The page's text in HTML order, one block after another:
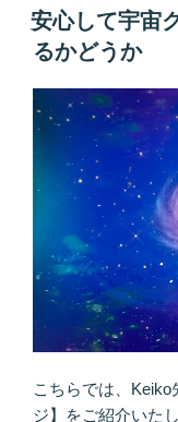
稿
日:
安心して宇宙
るかどうか
こちらでは、
ジ】をご紹介いたし